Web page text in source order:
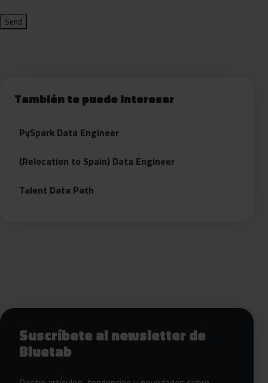
También te puede interesar
PySpark Data Engineer
(Relocation to Spain) Data Engineer
Talent Data Path
Siguientes pasos con Bluetab
Suscríbete al newsletter de
Bluetab